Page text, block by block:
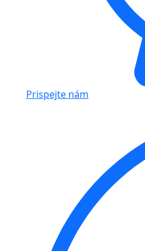
Prispejte nám